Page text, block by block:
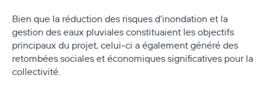
Bien que la réduction des risques d’inondation et la
gestion des eaux pluviales constituaient les objectifs
principaux du projet, celui‑ci a également généré des
retombées sociales et économiques significatives pour la
collectivité.